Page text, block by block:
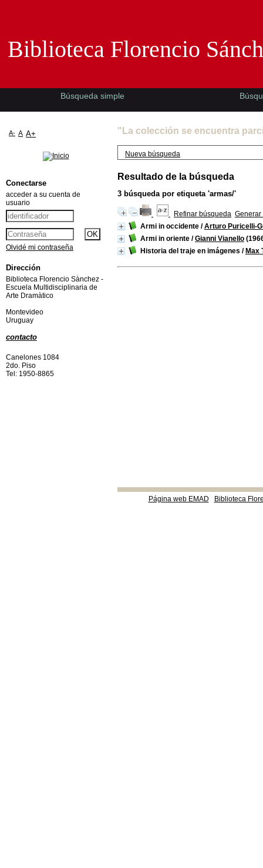
"La colección se encuentra
Nueva búsqueda
Resultado de la búsqueda
3 búsqueda por etiqueta 'armas/'
Refinar búsqueda Generar
Armi in occidente /Arturo Puricelli-
Armi in oriente /Gianni Vianello
Historia del traje en imágenes / Max
Página web EMAD Biblioteca
Biblioteca Florencio
Búsqueda simple
A- A A+
Conectarse
acceder a su cuenta de
usuario
Olvidé mi contraseña
Dirección
Biblioteca Florencio Sànchez -
Escuela Multidisciplinaria de
Arte Dramàtico
Montevideo
Uruguay
contacto
Canelones 1084
2do. Piso
Tel: 1950-8865